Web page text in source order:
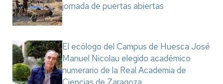
jornada de puertas abiertas
El ecólogo del Campus de Huesca José
Manuel Nicolau elegido académico
numerario de la Real Academia de